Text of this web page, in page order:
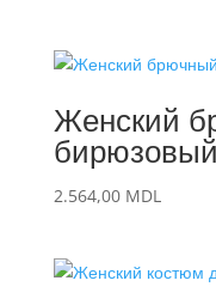
Женский
бирюзовый
2.564,00 MDL